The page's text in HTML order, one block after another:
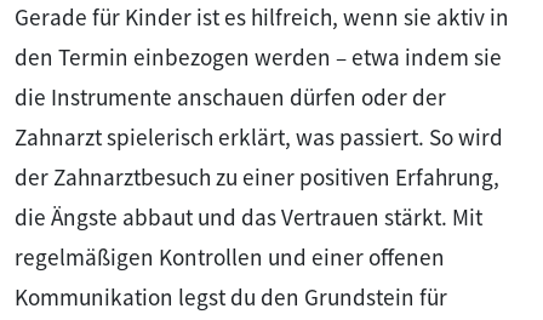
Gerade für Kinder ist es hilfreich, wenn sie aktiv in
den Termin einbezogen werden – etwa indem sie
die Instrumente anschauen dürfen oder der
Zahnarzt spielerisch erklärt, was passiert. So wird
der Zahnarztbesuch zu einer positiven Erfahrung,
die Ängste abbaut und das Vertrauen stärkt. Mit
regelmäßigen Kontrollen und einer offenen
Kommunikation legst du den Grundstein für